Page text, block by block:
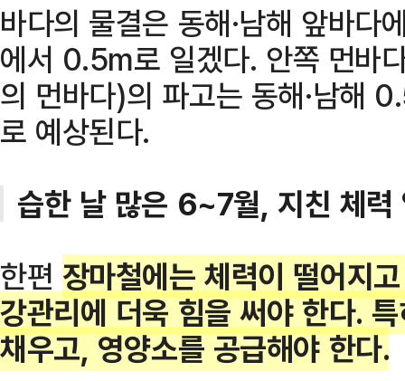
바다의 물결은 동해·남해 앞바
에서 0.5m로 일겠다. 안쪽 먼
의 먼바다)의 파고는 동해·남
로 예상된다.
습한 날 많은 6~7월, 지친 체력
한편 장마철에는 체력이 떨어지
강관리에 더욱 힘을 써야 한다.
채우고, 영양소를 공급해야 한다.